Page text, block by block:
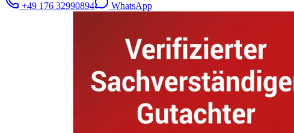
+49 176 32990894 WhatsApp